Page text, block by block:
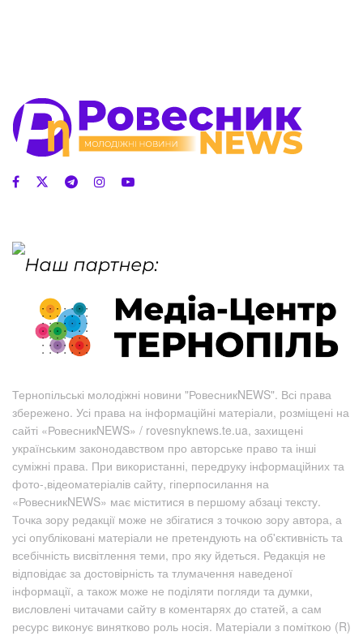
Тернопільські молодіжні новини "РовесникNEWS". Всі права
збережено. Усі права на інформаційні матеріали, розміщені на
сайті «РовесникNEWS» / rovesnyknews.te.ua, захищені
українським законодавством про авторське право та інші
суміжні права. При використанні, передруку інформаційних та
фото-,відеоматеріалів сайту, гіперпосилання на
«РовесникNEWS» має міститися в першому абзаці тексту.
Точка зору редакції може не збігатися з точкою зору автора, а
усі опубліковані матеріали не претендують на об'єктивність та
всебічність висвітлення теми, про яку йдеться. Редакція не
відповідає за достовірність та тлумачення наведеної
інформації, а також може не поділяти погляди та думки,
висловлені читачами сайту в коментарях до статей, а сам
ресурс виконує винятково роль носія. Матеріали з поміткою (R)